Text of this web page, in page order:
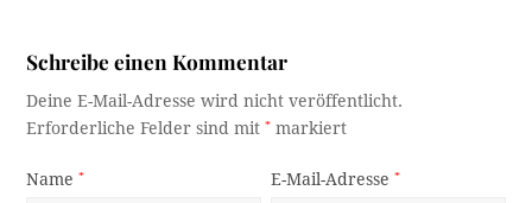
Schreibe einen Kommentar
Deine E-Mail-Adresse wird nicht veröffentlicht.
Erforderliche Felder sind mit* markiert
Name* E-Mail-Adresse*